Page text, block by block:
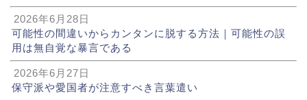
2026年6月28日
可能性の間違いからカンタンに脱する方法｜可能性の誤
用は無自覚な暴言である
2026年6月27日
保守派や愛国者が注意すべき言葉遣い